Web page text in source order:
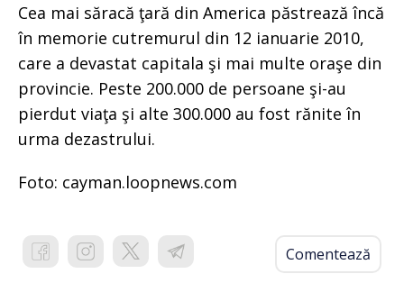
Cea mai săracă ţară din America păstrează încă
în memorie cutremurul din 12 ianuarie 2010,
care a devastat capitala şi mai multe oraşe din
provincie. Peste 200.000 de persoane şi-au
pierdut viaţa şi alte 300.000 au fost rănite în
urma dezastrului.
Foto: cayman.loopnews.com
Comentează